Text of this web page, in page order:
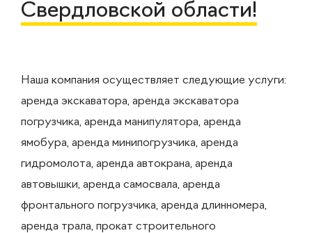
Свердловской области!
Наша компания осуществляет следующие услуги:
аренда экскаватора, аренда экскаватора
погрузчика, аренда манипулятора, аренда
ямобура, аренда минипогрузчика, аренда
гидромолота, аренда автокрана, аренда
автовышки, аренда самосвала, аренда
фронтального погрузчика, аренда длинномера,
аренда трала, прокат строительного